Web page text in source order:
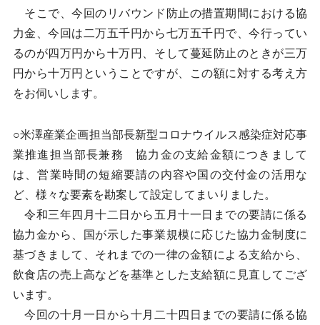
そこで、今回のリバウンド防止の措置期間における協
力金、今回は二万五千円から七万五千円で、今行ってい
るのが四万円から十万円、そして蔓延防止のときが三万
円から十万円ということですが、この額に対する考え方
をお伺いします。
○米澤産業企画担当部長新型コロナウイルス感染症対応事
業推進担当部長兼務 協力金の支給金額につきまして
は、営業時間の短縮要請の内容や国の交付金の活用な
ど、様々な要素を勘案して設定してまいりました。
令和三年四月十二日から五月十一日までの要請に係る
協力金から、国が示した事業規模に応じた協力金制度に
基づきまして、それまでの一律の金額による支給から、
飲食店の売上高などを基準とした支給額に見直してござ
います。
今回の十月一日から十月二十四日までの要請に係る協